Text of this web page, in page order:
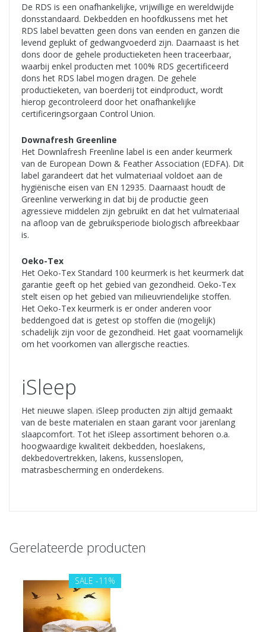
De RDS is een onafhankelijke, vrijwillige en wereldwijde
donsstandaard. Dekbedden en hoofdkussens met het
RDS label bevatten geen dons van eenden en ganzen die
levend geplukt of gedwangvoederd zijn. Daarnaast is het
dons door de gehele productieketen heen traceerbaar,
waarbij enkel producten met 100% RDS gecertificeerd
dons het RDS label mogen dragen. De gehele
productieketen, van boerderij tot eindproduct, wordt
hierop gecontroleerd door het onafhankelijke
certificeringsorgaan Control Union.
Downafresh Greenline
Het Downlafresh Freenline label is een ander keurmerk
van de European Down & Feather Association (EDFA). Dit
label garandeert dat het vulmateriaal voldoet aan de
hygiënische eisen van EN 12935. Daarnaast houdt de
Greenline verwerking in dat bij de productie geen
agressieve middelen zijn gebruikt en dat het vulmateriaal
na afloop van de gebruiksperiode biologisch afbreekbaar
is.
Oeko-Tex
Het Oeko-Tex Standard 100 keurmerk is het keurmerk dat
garantie geeft op het gebied van gezondheid. Oeko-Tex
stelt eisen op het gebied van milieuvriendelijke stoffen.
Het Oeko-Tex keurmerk is er onder anderen voor
beddengoed dat is getest op stoffen die (mogelijk)
schadelijk zijn voor de gezondheid. Het gaat voornamelijk
om het voorkomen van allergische reacties.
iSleep
Het nieuwe slapen. iSleep producten zijn altijd gemaakt
van de beste materialen en staan garant voor jarenlang
slaapcomfort. Tot het iSleep assortiment behoren o.a.
hoogwaardige kwaliteit dekbedden, hoeslakens,
dekbedovertrekken, lakens, kussenslopen,
matrasbescherming en onderdekens.
Gerelateerde producten
SALE -11%